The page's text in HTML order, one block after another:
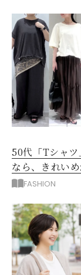
50代「Tシャツ
なら、きれい
部屋着に見えな
FASHION